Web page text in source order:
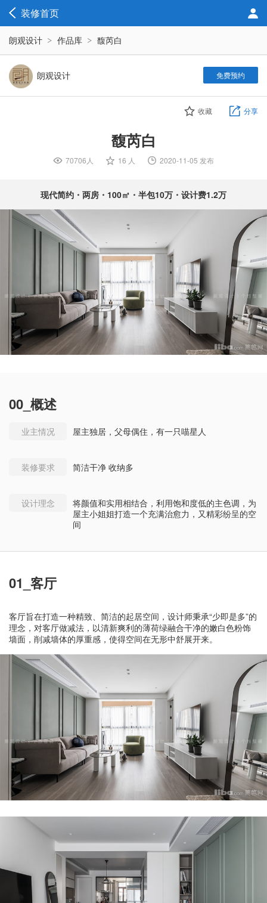
装修首页
朗观设计 作品库 馥芮白
朗观设计 免费预约
收藏 分享
馥芮白
 70706人  16 人  2020-11-05 发布
现代简约・两房・100㎡・半包10万・设计费1.2万
00_概述
业主情况 屋主独居，父母偶住，有一只喵星人
装修要求 简洁干净 收纳多
设计理念
将颜值和实用相结合，利用饱和度低的主色调，为
屋主小姐姐打造一个充满治愈力，又精彩纷呈的空
间
01_客厅
客厅旨在打造一种精致、简洁的起居空间，设计师秉承“少即是多”的
理念，对客厅做减法，以清新爽利的薄荷绿融合干净的嫩白色粉饰
墙面，削减墙体的厚重感，使得空间在无形中舒展开来。